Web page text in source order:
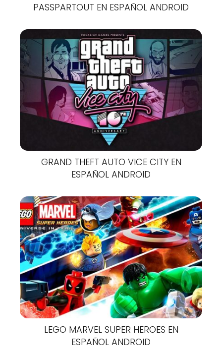
PASSPARTOUT EN ESPAÑOL ANDROID
GRAND THEFT AUTO VICE CITY EN
ESPAÑOL ANDROID
LEGO MARVEL SUPER HEROES EN
ESPAÑOL ANDROID